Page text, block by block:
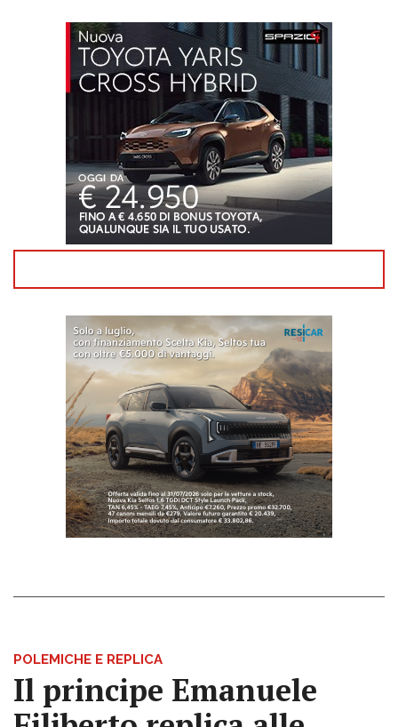
POLEMICHE E REPLICA
Il principe Emanuele